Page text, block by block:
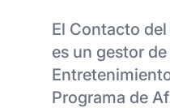
El Contacto
es un gestor
Programa de